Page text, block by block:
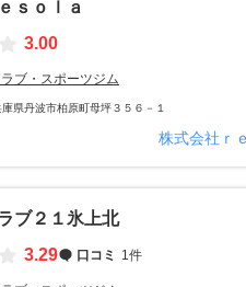
ｓｏｌａ
3.00
ブ・スポーツジム
庫県丹波市柏原町母坪３５６－１
株式会社ｒ
ブ２１氷上北
3.29
口コミ 1件